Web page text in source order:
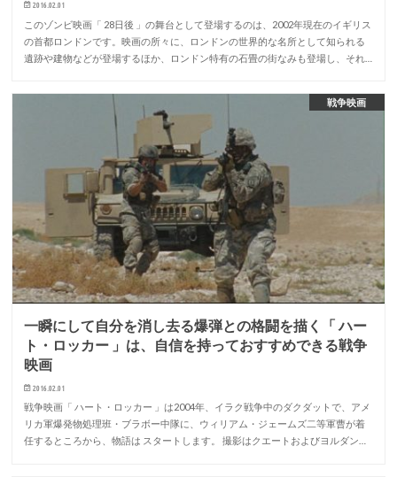
2016.02.01
このゾンビ映画「 28日後 」の舞台として登場するのは、2002年現在のイギリス
の首都ロンドンです。映画の所々に、ロンドンの世界的な名所として知られる
遺跡や建物などが登場するほか、ロンドン特有の石畳の街なみも登場し、それ…
戦争映画
一瞬にして自分を消し去る爆弾との格闘を描く「 ハー
ト・ロッカー 」は、自信を持っておすすめできる戦争
映画
2016.02.01
戦争映画「 ハート・ロッカー 」は2004年、イラク戦争中のダクダットで、アメ
リカ軍爆発物処理班・ブラボー中隊に、ウィリアム・ジェームズ二等軍曹が着
任するところから、物語は スタートします。 撮影はクエートおよびヨルダン…